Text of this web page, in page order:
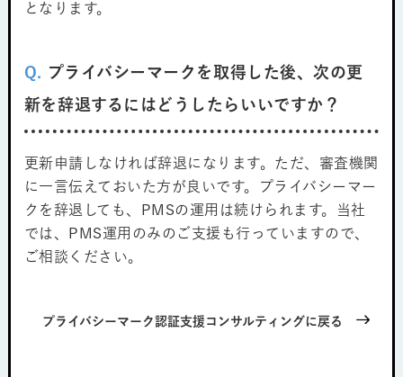
となります。
Q. プライバシーマークを取得した後、次の更
新を辞退するにはどうしたらいいですか？
更新申請しなければ辞退になります。ただ、審査機関
に一言伝えておいた方が良いです。プライバシーマー
クを辞退しても、PMSの運用は続けられます。当社
では、PMS運用のみのご支援も行っていますので、
ご相談ください。
プライバシーマーク認証支援コンサルティングに戻る